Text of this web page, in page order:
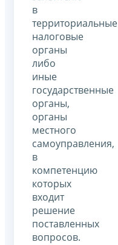
в
территориальные
налоговые
органы
либо
иные
государственные
органы,
органы
местного
самоуправления,
в
компетенцию
которых
входит
решение
поставленных
вопросов.